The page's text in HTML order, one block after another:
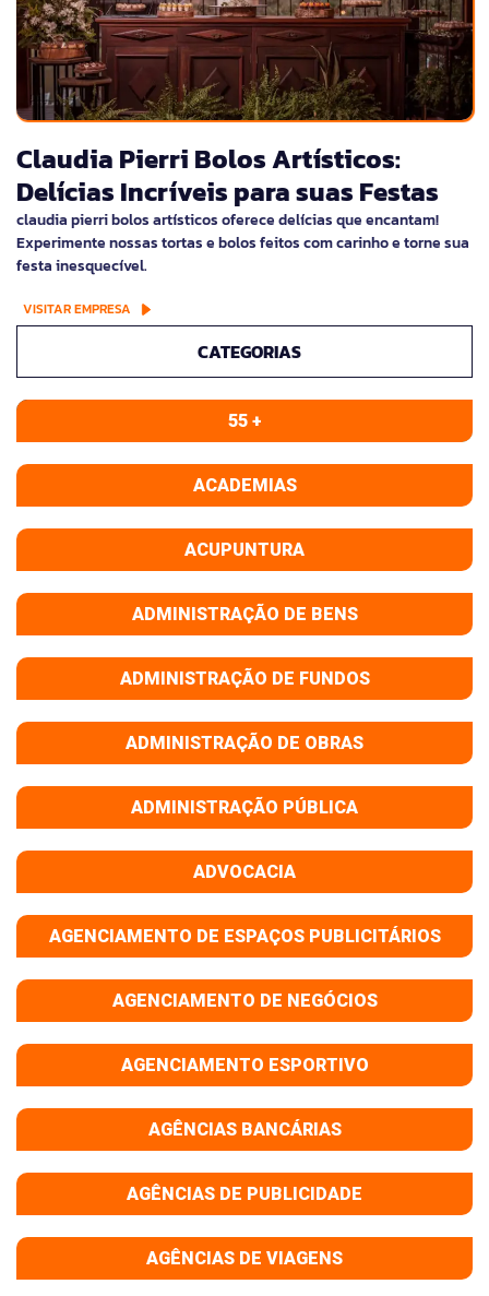
Claudia Pierri Bolos Artísticos:
Delícias Incríveis para suas Festas
claudia pierri bolos artísticos oferece delícias que encantam!
Experimente nossas tortas e bolos feitos com carinho e torne sua
festa inesquecível.
VISITAR EMPRESA
CATEGORIAS
55 +
ACADEMIAS
ACUPUNTURA
ADMINISTRAÇÃO DE BENS
ADMINISTRAÇÃO DE FUNDOS
ADMINISTRAÇÃO DE OBRAS
ADMINISTRAÇÃO PÚBLICA
ADVOCACIA
AGENCIAMENTO DE ESPAÇOS PUBLICITÁRIOS
AGENCIAMENTO DE NEGÓCIOS
AGENCIAMENTO ESPORTIVO
AGÊNCIAS BANCÁRIAS
AGÊNCIAS DE PUBLICIDADE
AGÊNCIAS DE VIAGENS